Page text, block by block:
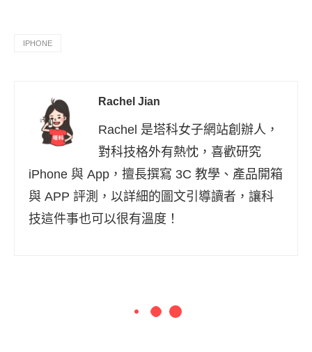
IPHONE
Rachel Jian
Rachel 是塔科女子網站創辦人，
對科技格外有熱忱，喜歡研究
iPhone 與 App，擅長撰寫 3C 教學、產品開箱
與 APP 評測，以詳細的圖文引導讀者，讓科
技這件事也可以很有溫度！